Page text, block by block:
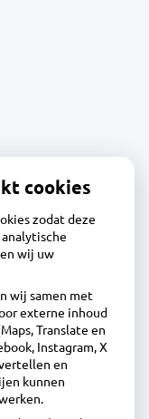
cookies
zodat deze
wij uw
wij samen met
externe inhoud
Translate en
Instagram, X
en
kunnen